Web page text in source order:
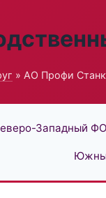
» АО Профи
Западный ФО